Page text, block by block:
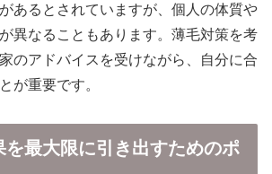
あるとされていますが、個人の体質や
異なることもあります。薄毛対策を考
のアドバイスを受けながら、自分に合
が重要です。
を最大限に引き出すためのポ